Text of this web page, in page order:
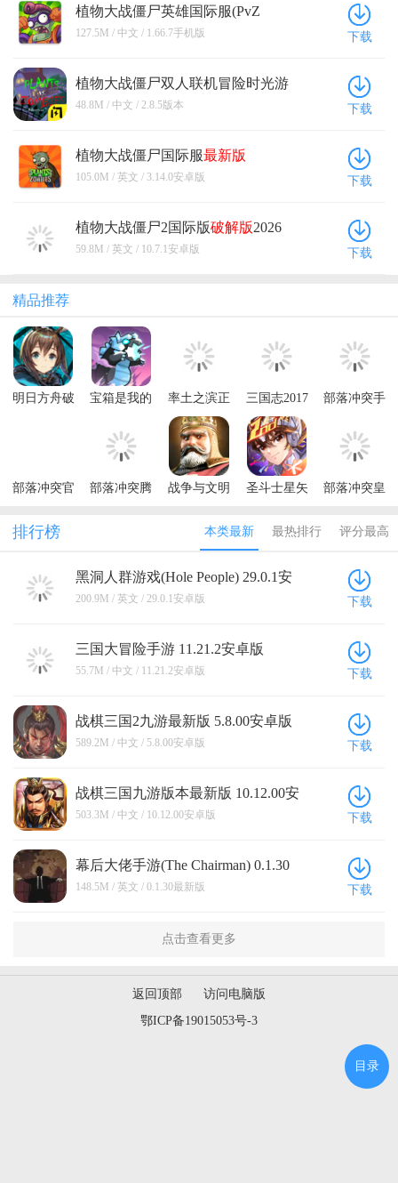
植物大战僵尸英雄国际服(PvZ
Heroes) 1.66.7手机版
127.5M / 中文 / 1.66.7手机版 下载
植物大战僵尸双人联机冒险时光游
戏 2.8.5版本
48.8M / 中文 / 2.8.5版本 下载
植物大战僵尸国际服最新版
2026(plants vs. zombies free) 3.14.0安
105.0M / 英文 / 3.14.0安卓版 下载
植物大战僵尸2国际版破解版2026
10.7.1安卓版
59.8M / 英文 / 10.7.1安卓版 下载
精品推荐
明日方舟破
宝箱是我的
菜单
(Summoner)
率土之滨正
版
三国志2017
手游
部落冲突手
部落冲突官
部落冲突腾
战争与文明
圣斗士星矢
部落冲突皇
版最新版
排行榜 本类最新 最热排行 评分最高
黑洞人群游戏(Hole People) 29.0.1安
卓版
200.9M / 英文 / 29.0.1安卓版 下载
三国大冒险手游 11.21.2安卓版
55.7M / 中文 / 11.21.2安卓版 下载
战棋三国2九游最新版 5.8.00安卓版
589.2M / 中文 / 5.8.00安卓版 下载
战棋三国九游版本最新版 10.12.00安
卓版
503.3M / 中文 / 10.12.00安卓版 下载
幕后大佬手游(The Chairman) 0.1.30
最新版
148.5M / 英文 / 0.1.30最新版 下载
点击查看更多
返回顶部
访问电脑版
鄂ICP备19015053号-3
目录